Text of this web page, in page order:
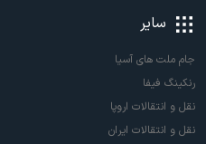
سایر
جام ملت های آسیا
رنکینگ فیفا
نقل و انتقالات اروپا
نقل و انتقالات ایران